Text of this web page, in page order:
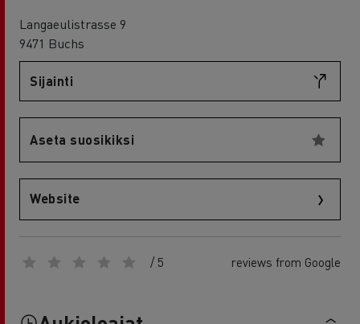
Langaeulistrasse 9
9471 Buchs
Sijainti
Aseta suosikiksi
Website
/ 5 reviews from Google